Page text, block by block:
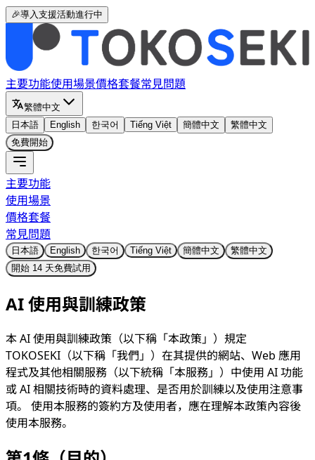
🎉導入支援活動進行中
主要功能使用場景價格套餐常見問題
繁體中文
日本語
English 한국어 Tiếng Việt 簡體中文
繁體中文
免費開始
主要功能
使用場景
價格套餐
常見問題
日本語 English 한국어 Tiếng Việt 簡體中文
繁體中文
開始 14 天免費試用
AI 使用與訓練政策
本 AI 使用與訓練政策（以下稱「本政策」）規定
TOKOSEKI（以下稱「我們」）在其提供的網站、Web 應用
程式及其他相關服務（以下統稱「本服務」）中使用 AI 功能
或 AI 相關技術時的資料處理、是否用於訓練以及使用注意事
項。 使用本服務的簽約方及使用者，應在理解本政策內容後
使用本服務。